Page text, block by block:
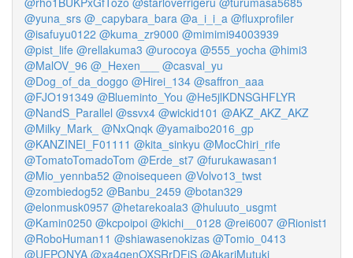
@yuna_srs @_capybara_bara @a_i_i_a @fluxprofiler
@isafuyu0122 @kuma_zr9000 @mimimi94003939
@pist_life @rellakuma3 @urocoya @555_yocha @himi3
@MalOV_96 @_Hexen___
@casval_yu
@Dog_of_da_doggo @Hirei_134 @saffron_aaa
@FJO191349 @Blueminto_You @He5jlKDNSGHFLYR
@NandS_Parallel @ssvx4 @wickid101 @AKZ_AKZ_AKZ
@Milky_Mark_ @NxQnqk @yamaibo2016_gp
@KANZINEI_F01111 @kita_sinkyu @MocChiri_rife
@TomatoTomadoTom @Erde_st7 @furukawasan1
@Mio_yennba52 @noisequeen @Volvo13_twst
@zombiedog52 @Banbu_2459 @botan329
@elonmusk0957 @hetarekoala3 @huluuto_usgmt
@Kamin0250 @kcpoipoi @kichi__0128 @rei6007 @Rionist1
@RoboHuman11 @shiawasenokizas @Tomio_0413
@UEPONYA @xa4qenOXSRrDFjS @AkariMutuki